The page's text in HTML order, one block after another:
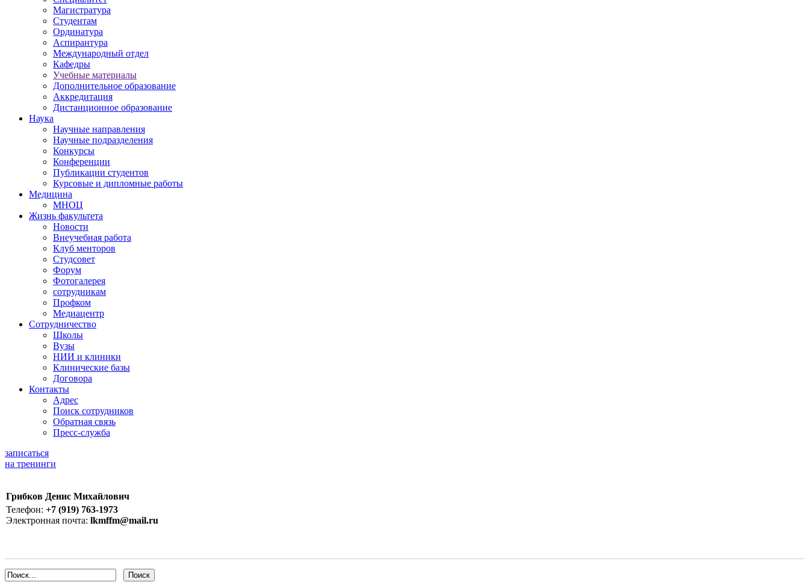
Магистратура
Студентам
Ординатура
Аспирантура
Международный отдел
Кафедры
Учебные материалы
Дополнительное образование
Аккредитация
Дистанционное образование
Наука
Научные направления
Научные подразделения
Конкурсы
Конференции
Публикации студентов
Курсовые и дипломные работы
Медицина
МНОЦ
Жизнь факультета
Новости
Внеучебная работа
Клуб менторов
Студсовет
Форум
Фотогалерея
сотрудникам
Профком
Медиацентр
Сотрудничество
Школы
Вузы
НИИ и клиники
Клинические базы
Договора
Контакты
Адрес
Поиск сотрудников
Обратная связь
Пресс-служба
записаться
на тренинги
Грибков Денис Михайлович
Телефон: +7 (919) 763-1973
Электронная почта: lkmffm@mail.ru